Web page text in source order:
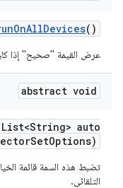
OnAllDevices()
عرض القيمة "صحيح" إذا
abstract void
auto
SetOptions)
تضبط هذه السمة قائمة
التلقائي.